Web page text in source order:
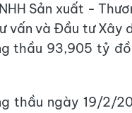
Sản xuất -
vấn và Đầu tư Xây
thầu 93,905 tỷ
thầu ngày 19/2/